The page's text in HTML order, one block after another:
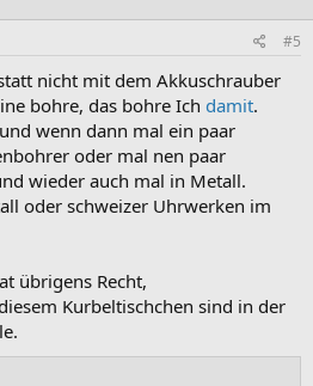
#5
nicht mit dem Akkuschrauber
bohre, das bohre Ich damit.
wenn dann mal ein paar
oder mal nen paar
wieder auch mal in Metall.
oder schweizer Uhrwerken im
übrigens Recht,
Kurbeltischchen sind in der